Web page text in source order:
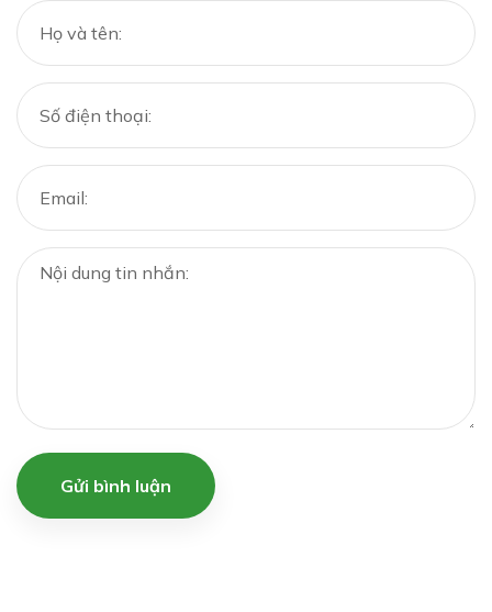
Gửi bình luận